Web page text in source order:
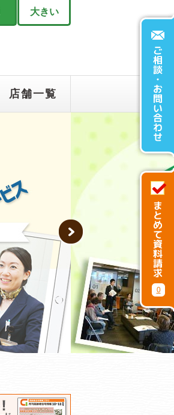
大きい
店舗一覧
Next
0